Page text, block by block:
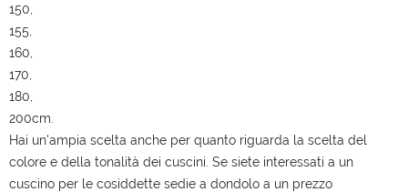
150,
155,
160,
170,
180,
200cm.
Hai un'ampia scelta anche per quanto riguarda la scelta del
colore e della tonalità dei cuscini. Se siete interessati a un
cuscino per le cosiddette sedie a dondolo a un prezzo